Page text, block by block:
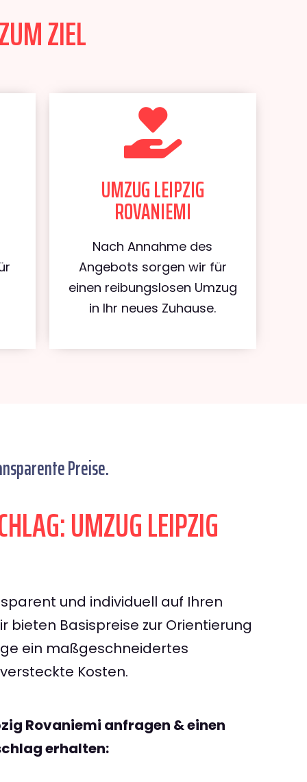
ZIEL
UMZUG LEIPZIG
ROVANIEMI
Nach Annahme des
Angebots sorgen wir für
einen reibungslosen Umzug
in Ihr neues Zuhause.
Preise.
UMZUG LEIPZIG
und individuell auf Ihren
bieten Basispreise zur Orientierung
ein maßgeschneidertes
Kosten.
Rovaniemi anfragen & einen
erhalten: